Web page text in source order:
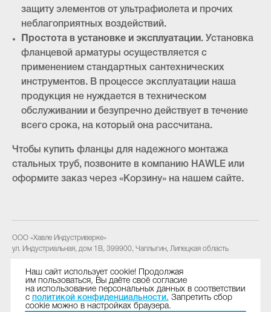
защиту элементов от ультрафиолета и прочих
неблагоприятных воздействий.
Простота в установке и эксплуатации. Установка
фланцевой арматуры осуществляется с
применением стандартных сантехнических
инструментов. В процессе эксплуатации наша
продукция не нуждается в техническом
обслуживании и безупречно действует в течение
всего срока, на который она рассчитана.
Чтобы купить фланцы для надежного монтажа
стальных труб, позвоните в компанию HAWLE или
оформите заказ через «Корзину» на нашем сайте.
ООО «Хавле Индустриверке»
ул. Индустриальная, дом 1В, 399900, Чаплыгин, Липецкая область
Тел.:+7 | 47475 | 2 41 18
Факс:+7 | 47475 | 2 41 19
E-Mail:industriewerke@hawle.ru
Наш сайт использует cookie! Продолжая
им пользоваться, Вы даёте своё согласие
на использование персональных данных в соответствии
с политикой конфиденциальности. Запретить сбор
cookie можно в настройках браузера.